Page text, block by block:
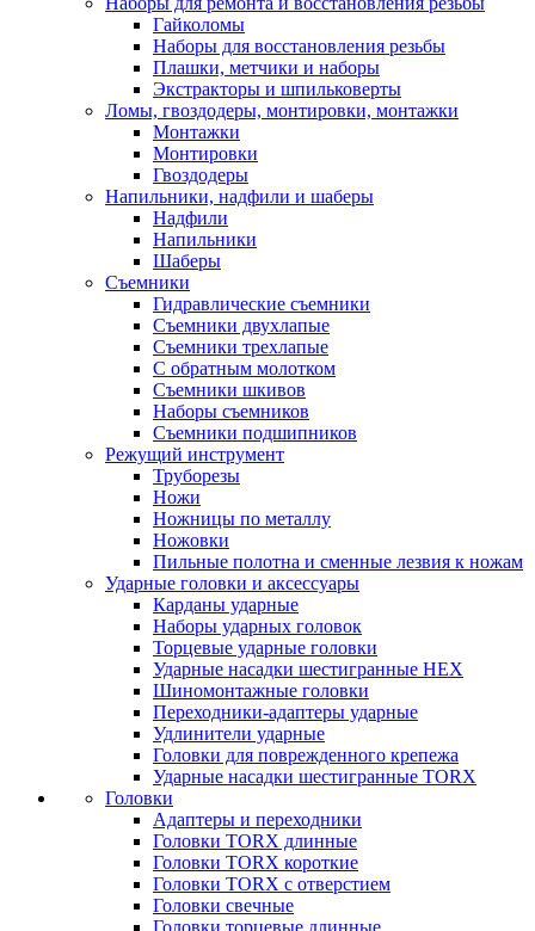
Гайколомы
Наборы для восстановления резьбы
Плашки, метчики и наборы
Экстракторы и шпильковерты
Ломы, гвоздодеры, монтировки, монтажки
Монтажки
Монтировки
Гвоздодеры
Напильники, надфили и шаберы
Надфили
Напильники
Шаберы
Съемники
Гидравлические съемники
Съемники двухлапые
Съемники трехлапые
С обратным молотком
Съемники шкивов
Наборы съемников
Съемники подшипников
Режущий инструмент
Труборезы
Ножи
Ножницы по металлу
Ножовки
Пильные полотна и сменные лезвия к ножам
Ударные головки и аксессуары
Карданы ударные
Наборы ударных головок
Торцевые ударные головки
Ударные насадки шестигранные HEX
Шиномонтажные головки
Переходники-адаптеры ударные
Удлинители ударные
Головки для поврежденного крепежа
Ударные насадки шестигранные TORX
Головки
Адаптеры и переходники
Головки TORX длинные
Головки TORX короткие
Головки TORX с отверстием
Головки свечные
Головки торцевые длинные